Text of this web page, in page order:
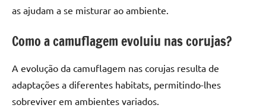
as ajudam a se misturar ao ambiente.
Como a camuflagem evoluiu nas corujas?
A evolução da camuflagem nas corujas resulta de
adaptações a diferentes habitats, permitindo-lhes
sobreviver em ambientes variados.